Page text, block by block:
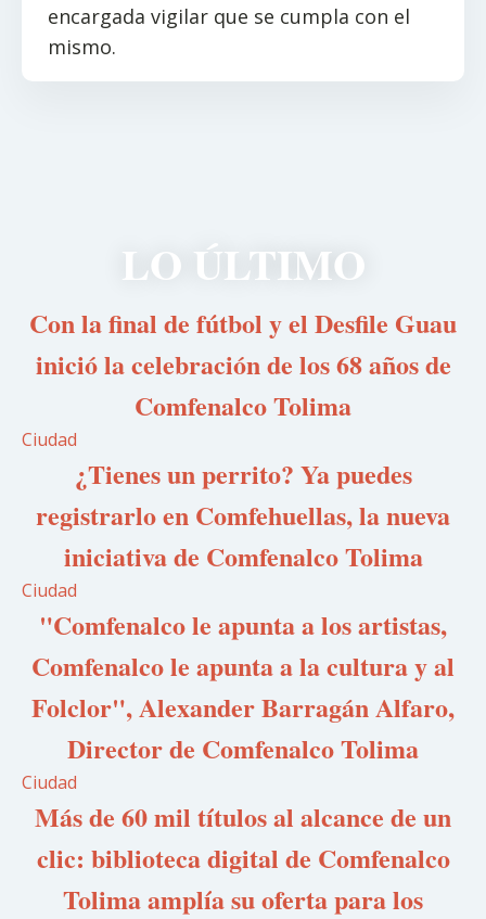
encargada vigilar que se cumpla con el
mismo.
LO ÚLTIMO
Con la final de fútbol y el Desfile Guau
inició la celebración de los 68 años de
Comfenalco Tolima
Ciudad
¿Tienes un perrito? Ya puedes
registrarlo en Comfehuellas, la nueva
iniciativa de Comfenalco Tolima
Ciudad
"Comfenalco le apunta a los artistas,
Comfenalco le apunta a la cultura y al
Folclor", Alexander Barragán Alfaro,
Director de Comfenalco Tolima
Ciudad
Más de 60 mil títulos al alcance de un
clic: biblioteca digital de Comfenalco
Tolima amplía su oferta para los